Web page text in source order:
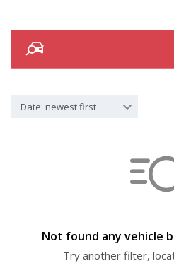
Date: newest first
Not found any vehicle
Try another filter,